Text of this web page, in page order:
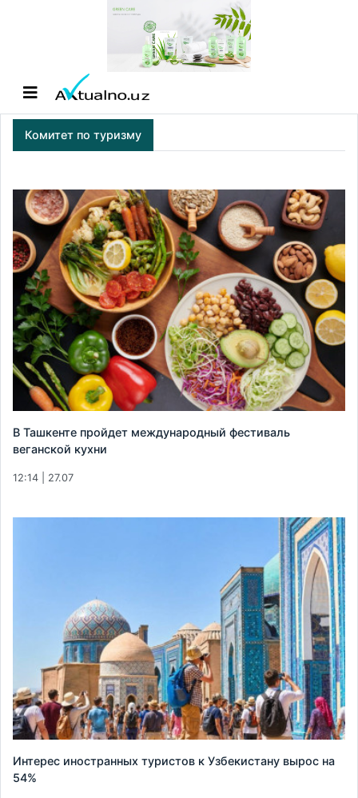
Комитет по туризму
В Ташкенте пройдет международный фестиваль
веганской кухни
12:14 | 27.07
Интерес иностранных туристов к Узбекистану вырос на
54%